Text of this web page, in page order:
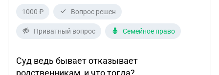
беременна. Я очень хочу родить. Я не хочу с ним
разводиться. Я наоборот хочу ему помочь
с начала. Подскажите пожалуйста есть ли какая-
1000 ₽ Вопрос решен
Приватный вопрос Семейное право
Суд ведь бывает отказывает
родственникам, и что тогда?